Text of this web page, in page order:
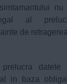
al
de
datele
in baza